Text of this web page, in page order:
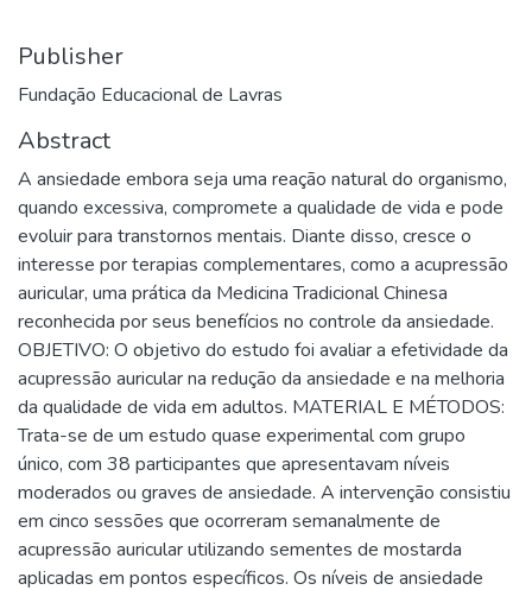
Publisher
Fundação Educacional de Lavras
Abstract
A ansiedade embora seja uma reação natural do organismo,
quando excessiva, compromete a qualidade de vida e pode
evoluir para transtornos mentais. Diante disso, cresce o
interesse por terapias complementares, como a acupressão
auricular, uma prática da Medicina Tradicional Chinesa
reconhecida por seus benefícios no controle da ansiedade.
OBJETIVO: O objetivo do estudo foi avaliar a efetividade da
acupressão auricular na redução da ansiedade e na melhoria
da qualidade de vida em adultos. MATERIAL E MÉTODOS:
Trata-se de um estudo quase experimental com grupo
único, com 38 participantes que apresentavam níveis
moderados ou graves de ansiedade. A intervenção consistiu
em cinco sessões que ocorreram semanalmente de
acupressão auricular utilizando sementes de mostarda
aplicadas em pontos específicos. Os níveis de ansiedade